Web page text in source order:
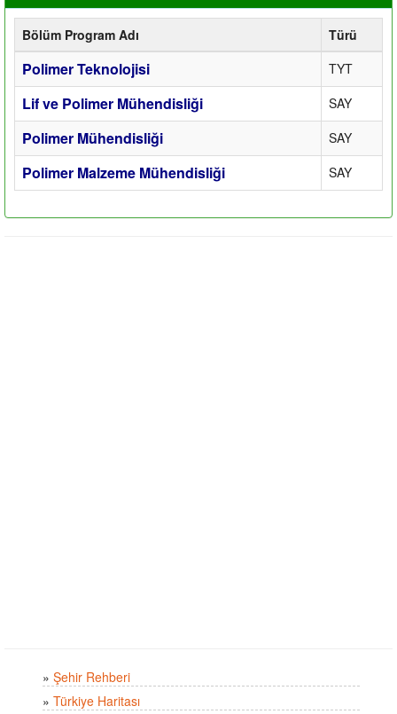
Bölüm Program Adı Türü
Polimer Teknolojisi TYT
Lif ve Polimer Mühendisliği SAY
Polimer Mühendisliği SAY
Polimer Malzeme Mühendisliği SAY
» Şehir Rehberi
» Türkiye Haritası